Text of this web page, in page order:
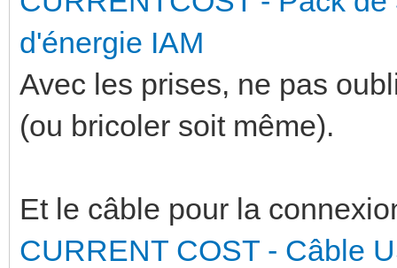
d'énergie IAM
Avec les prises, ne pas
(ou bricoler soit même).
Et le câble pour la
CURRENT COST - Câble